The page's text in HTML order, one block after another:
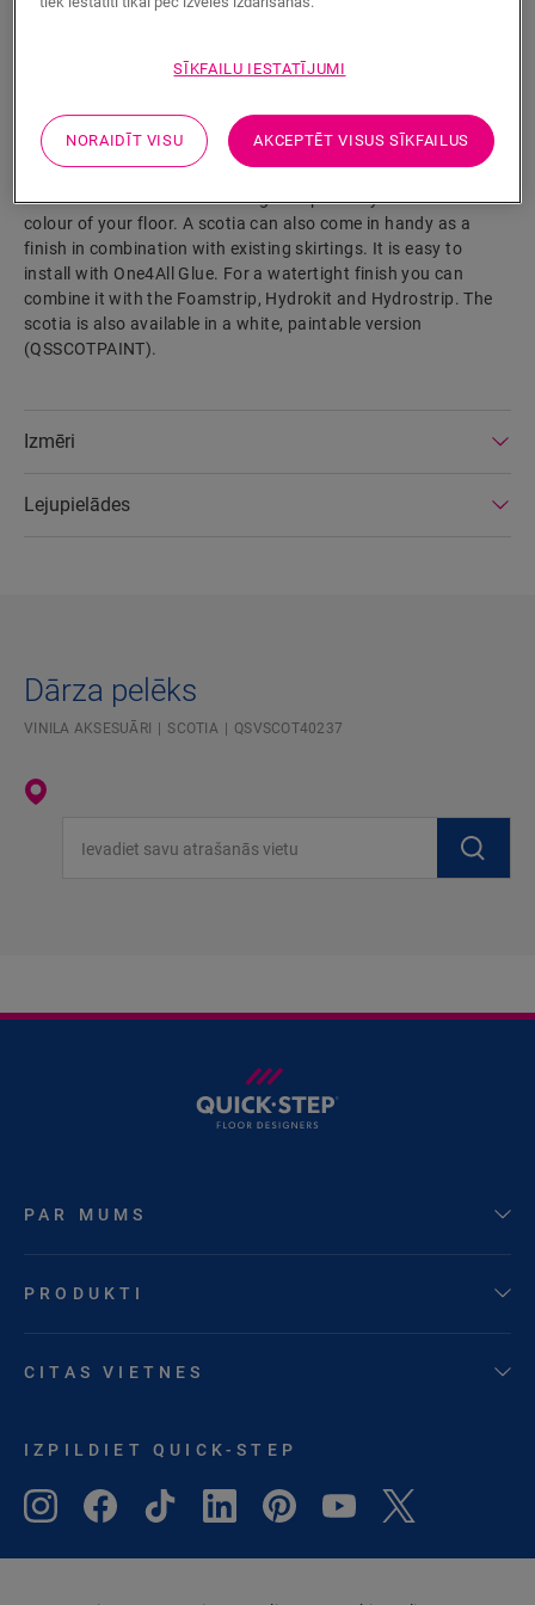
MEKLĒT
Izstrādājuma parametri
This scotia is a discrete skirting that perfectly matches the
colour of your floor. A scotia can also come in handy as a
finish in combination with existing skirtings. It is easy to
install with One4All Glue. For a watertight finish you can
combine it with the Foamstrip, Hydrokit and Hydrostrip. The
scotia is also available in a white, paintable version
(QSSCOTPAINT).
Izmēri
Lejupielādes
Dārza pelēks
VINILA AKSESUĀRI SCOTIA QSVSCOT40237
PAR MUMS
PRODUKTI
CITAS VIETNES
IZPILDIET QUICK-STEP
SĪKFAILU IESTATĪJUMI
NORAIDĪT VISU AKCEPTĒT VISUS SĪKFAILUS